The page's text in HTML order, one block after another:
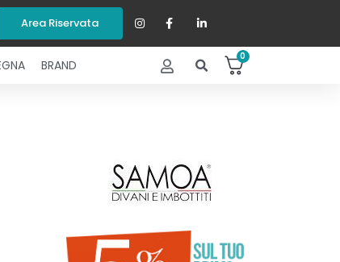
Area Riservata
BRAND
0